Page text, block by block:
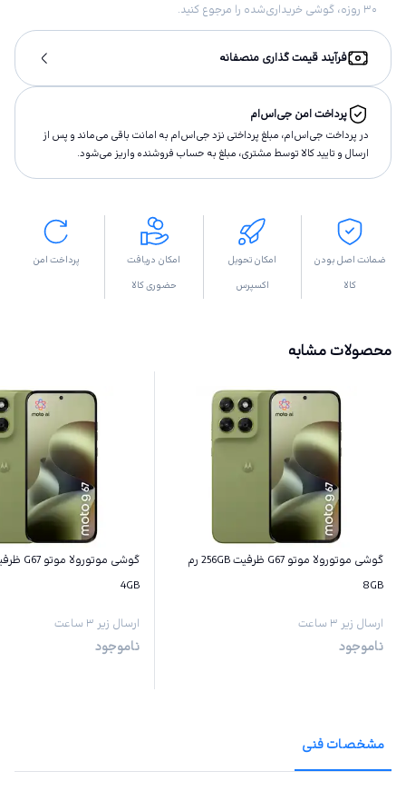
۳۰ روزه، گوشی خریداری‌شده را مرجوع کنید.
فرآیند قیمت گذاری منصفانه
پرداخت امن جی‌اس‌ام
در پرداخت جی‌اس‌ام، مبلغ پرداختى نزد جی‌اس‌ام به امانت باقى مى‌ماند و پس از
ارسال و تاييد كالا توسط مشتری، مبلغ به حساب فروشنده واريز مى‌شود.
ضمانت اصل بودن
کالا
امکان تحویل
اکسپرس
امکان دریافت
حضوری کالا
پرداخت امن
محصولات مشابه
گوشی موتورولا موتو G67 ظرفیت 256GB رم
8GB
ارسال زیر ۳ ساعت
ناموجود
4GB
ارسال زیر ۳ ساعت
ناموجود
مشخصات فنی